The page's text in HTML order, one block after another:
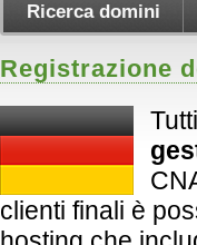
Ricerca domini
Registrazione
clienti finali è